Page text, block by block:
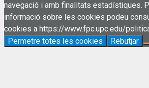
navegació i amb finalitats estadístiques.
informació sobre les cookies podeu
cookies a https://www.fpc.upc.edu/
Permetre totes les cookies
Rebutjar